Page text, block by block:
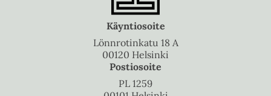
Käyntiosoite
Lönnrotinkatu 18 A
00120 Helsinki
Postiosoite
PL 1259